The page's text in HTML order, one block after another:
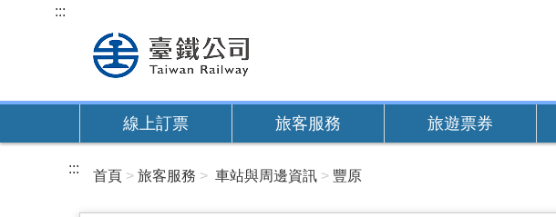
內
:::
線上訂票 旅客服務 旅遊票券
::: 首頁 旅客服務 車站與周邊資訊 豐原